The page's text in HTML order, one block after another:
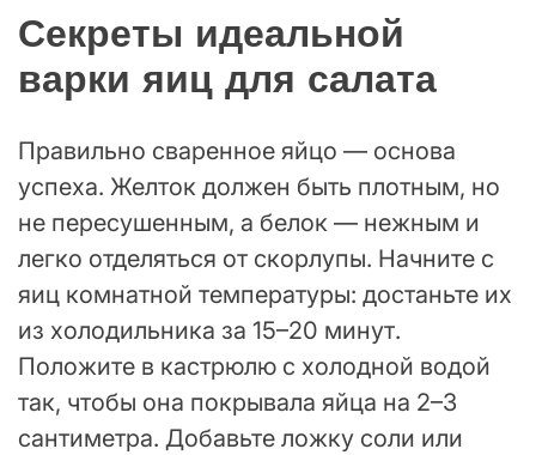
Секреты идеальной
варки яиц для салата
Правильно сваренное яйцо — основа
успеха. Желток должен быть плотным, но
не пересушенным, а белок — нежным и
легко отделяться от скорлупы. Начните с
яиц комнатной температуры: достаньте их
из холодильника за 15–20 минут.
Положите в кастрюлю с холодной водой
так, чтобы она покрывала яйца на 2–3
сантиметра. Добавьте ложку соли или